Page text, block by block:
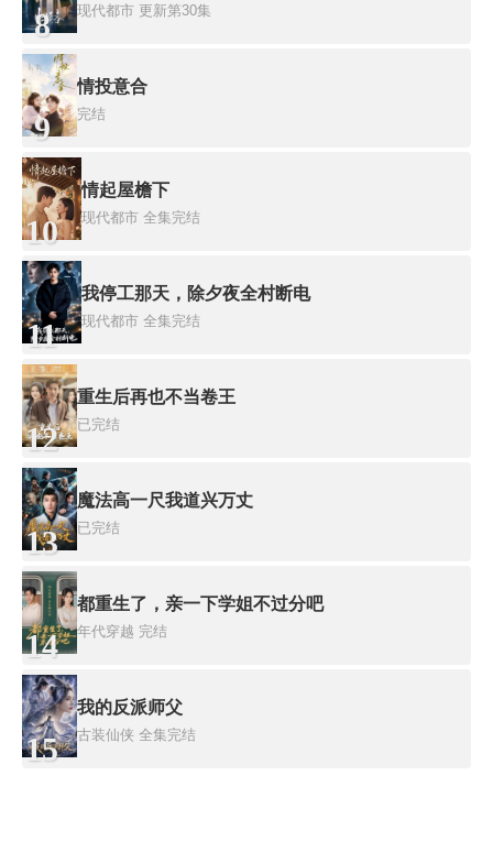
8 现代都市 更新第30集
9
情投意合
完结
10
情起屋檐下
现代都市 全集完结
11
我停工那天，除夕夜全村断电
现代都市 全集完结
12
重生后再也不当卷王
已完结
13
魔法高一尺我道兴万丈
已完结
14
都重生了，亲一下学姐不过分吧
年代穿越 完结
15
我的反派师父
古装仙侠 全集完结